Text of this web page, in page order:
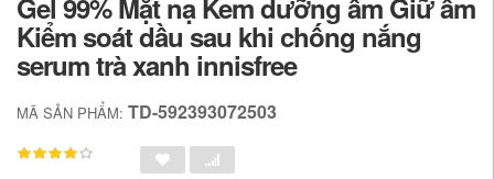
Gel 99% Mặt nạ Kem dưỡng ẩm Giữ ẩm
Kiểm soát dầu sau khi chống nắng
serum trà xanh innisfree
MÃ SẢN PHẨM: TD-592393072503